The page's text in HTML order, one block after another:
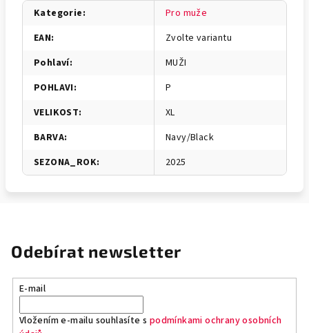
Kategorie:
Pro muže
EAN:
Zvolte variantu
Pohlaví:
MUŽI
POHLAVI:
P
VELIKOST:
XL
BARVA:
Navy/Black
SEZONA_ROK: 2025
Odebírat newsletter
E-mail
Vložením e-mailu souhlasíte s podmínkami ochrany osobních